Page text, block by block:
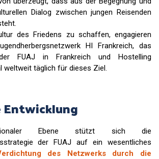
Dialog zwischen jungen Reisenden
des Friedens zu schaffen, engagieren
HI Frankreich, das
FUAJ in Frankreich und Hostelling
weltweit täglich für dieses Ziel.
Entwicklung
Ebene stützt sich die
der FUAJ auf ein wesentliches
des Netzwerks durch die